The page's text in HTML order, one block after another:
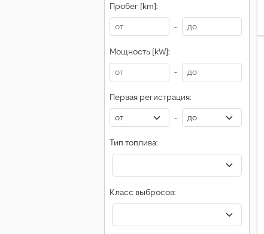
Пробег [km]:
-
Мощность [kW]:
-
Первая регистрация:
-
Тип топлива:
Класс выбросов: